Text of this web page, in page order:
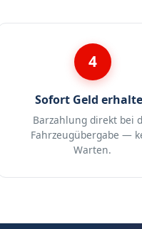
4
Sofort Geld
Barzahlung direkt bei
Fahrzeugübergabe —
Warten.